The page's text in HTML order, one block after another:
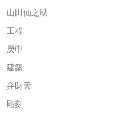
山田仙之助
工程
庚申
建築
弁財天
彫刻